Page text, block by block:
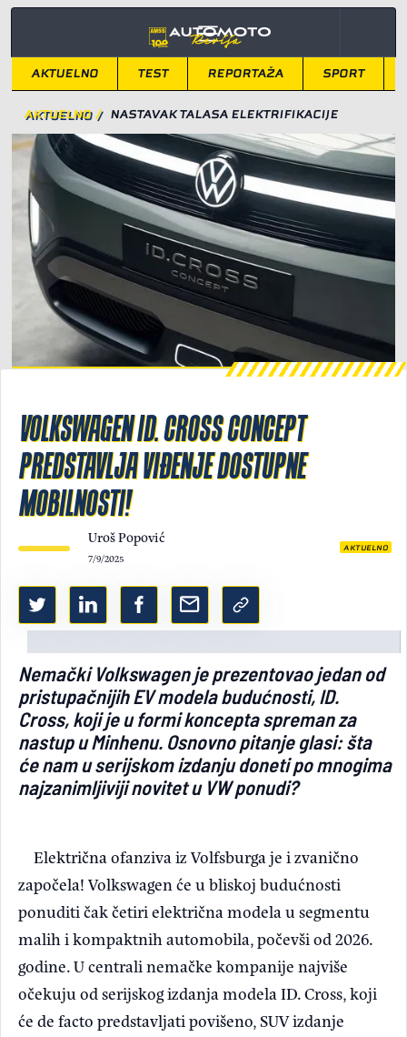
Light/Dark mode
AKTUELNO TEST REPORTAŽA SPORT
AKTUELNO / NASTAVAK TALASA ELEKTRIFIKACIJE
VOLKSWAGEN ID. CROSS CONCEPT
PREDSTAVLJA VIĐENJE DOSTUPNE
MOBILNOSTI!
Uroš Popović
7/9/2025
AKTUELNO
Nemački Volkswagen je prezentovao jedan od
pristupačnijih EV modela budućnosti, ID.
Cross, koji je u formi koncepta spreman za
nastup u Minhenu. Osnovno pitanje glasi: šta
će nam u serijskom izdanju doneti po mnogima
najzanimljiviji novitet u VW ponudi?
Električna ofanziva iz Volfsburga je i zvanično
započela! Volkswagen će u bliskoj budućnosti
ponuditi čak četiri električna modela u segmentu
malih i kompaktnih automobila, počevši od 2026.
godine. U centrali nemačke kompanije najviše
očekuju od serijskog izdanja modela ID. Cross, koji
će de facto predstavljati povišeno, SUV izdanje